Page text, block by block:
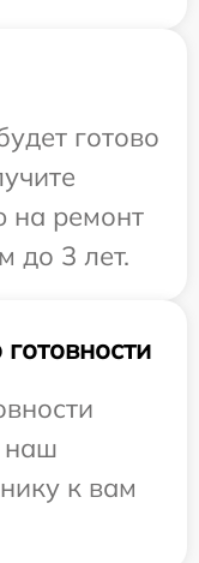
готово
на ремонт
до 3 лет.
наш
к вам